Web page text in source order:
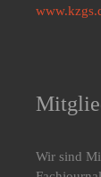
Wir sind